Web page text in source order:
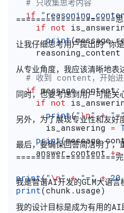
  if
    if
not
      print
    reasoning_content
# 收到 content，开始进
  if
message.content:
    if
not
      print
("\n" +
      is_answering
=
    print
    answer_content
+=
print("\n" + "=" * 20
print(chunk.usage)
====================
让我仔细思考用户提出的"你
从专业角度，我应该清晰地
同时，也要考虑到用户可能
另外，为了展现专业性和友
最后，要确保回答简洁明了，
====================
我是智谱AI开发的GLM大语
我的设计目标是成为有用的AI